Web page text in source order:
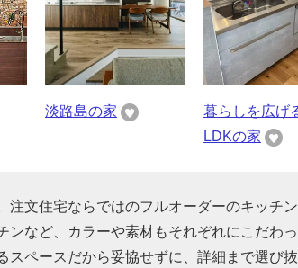
淡路島の家
暮らしを広げ
LDKの家
注文住宅ならではのフルオーダーのキッチ
など、カラーや素材もそれぞれにこだわ
ペースだから妥協せずに、詳細まで選び